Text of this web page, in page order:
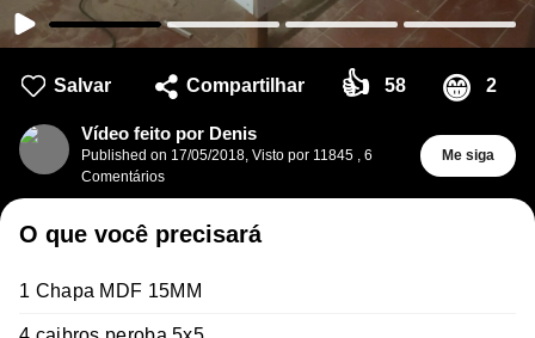
Salvar Compartilhar 👍 58 😁 2
Vídeo feito por Denis
Published on 17/05/2018, Visto por 11845 , 6
Comentários
Me siga
O que você precisará
1 Chapa MDF 15MM